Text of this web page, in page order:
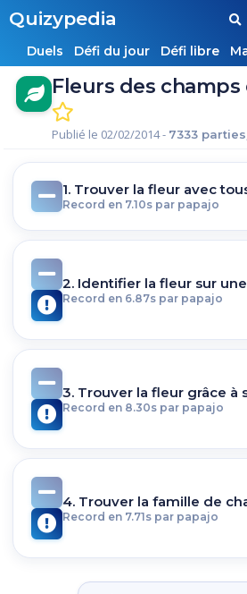
Quizypedia
Duels
Défi du jour Défi libre
Fleurs des champs
Publié le 02/02/2014 - 7333 parties
1. Trouver la fleur avec
Record en 7.10s par papajo
2. Identifier la fleur sur
Record en 6.87s par papajo
3. Trouver la fleur grâce à
Record en 8.30s par papajo
4. Trouver la famille de
Record en 7.71s par papajo